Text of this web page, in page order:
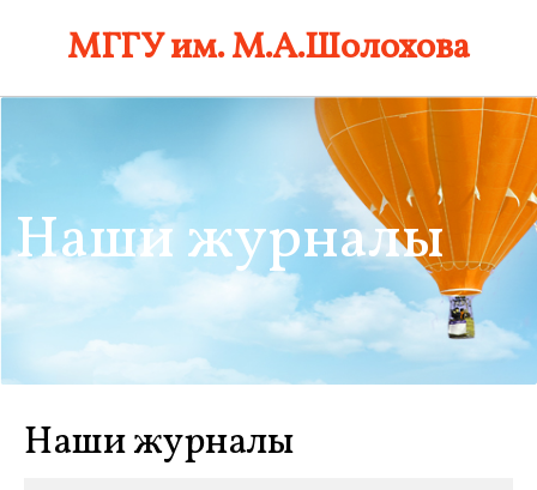
МГГУ им. М.А.Шолохова
Наши журналы
Наши журналы